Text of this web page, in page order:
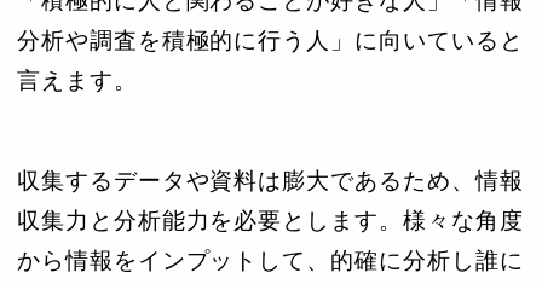
分析や調査を積極的に行う人」に向いていると
言えます。
収集するデータや資料は膨大であるため、情報
収集力と分析能力を必要とします。様々な角度
から情報をインプットして、的確に分析し誰に